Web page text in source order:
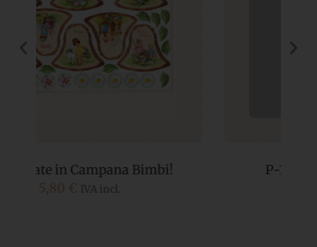
P-100 Il Dolcissimo Bunny